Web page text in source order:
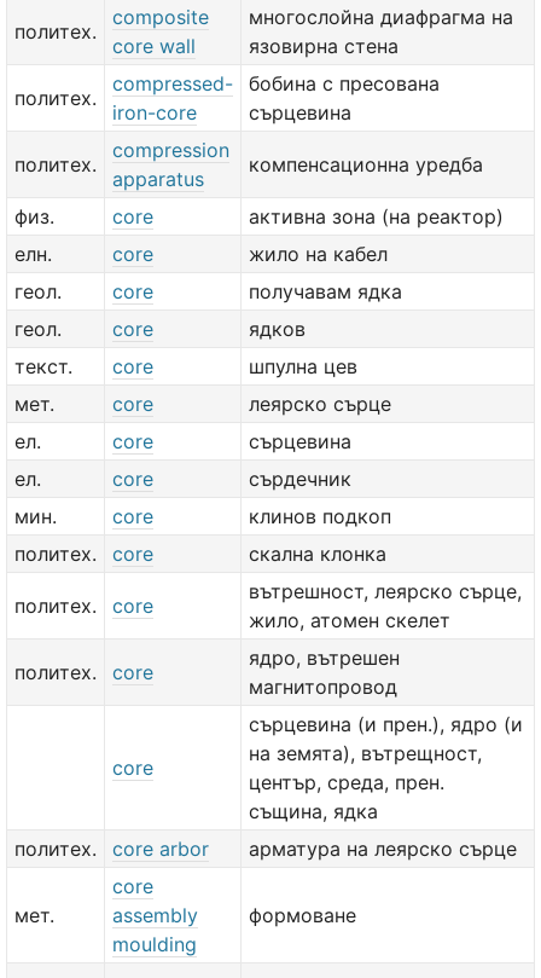
политех.
composite
core wall
многослойна диафрагма на
язовирна стена
политех.
compressed-
iron-core
бобина с пресована
сърцевина
политех.
compression
apparatus
компенсационна уредба
физ. core
активна зона (на реактор)
елн.
core
жило на кабел
геол.
core
получавам ядка
геол.
core
ядков
текст.
core
шпулна цев
мет.
core
леярско сърце
ел.
core
сърцевина
ел.
core
сърдечник
мин.
core
клинов подкоп
политех.
core скална клонка
политех. core
вътрешност, леярско сърце,
жило, атомен скелет
политех. core
ядро, вътрешен
магнитопровод
core
сърцевина (и прен.), ядро (и
на земята), вътрещност,
център, среда, прен.
същина, ядка
политех.
core arbor арматура на леярско сърце
мет.
core
assembly
moulding
формоване